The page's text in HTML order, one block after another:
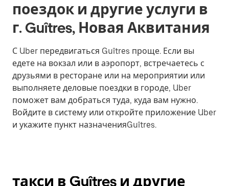
поездок и другие услуги в
г. Guîtres, Новая Аквитания
С Uber передвигаться Guîtres проще. Если вы
едете на вокзал или в аэропорт, встречаетесь с
друзьями в ресторане или на мероприятии или
выполняете деловые поездки в городе, Uber
поможет вам добраться туда, куда вам нужно.
Войдите в систему или откройте приложение Uber
и укажите пункт назначенияGuîtres.
такси в Guîtres и другие